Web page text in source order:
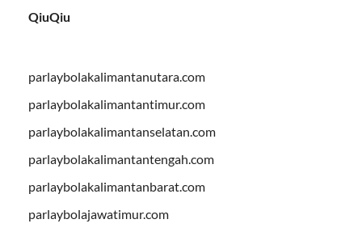
QiuQiu
parlaybolakalimantanutara.com
parlaybolakalimantantimur.com
parlaybolakalimantanselatan.com
parlaybolakalimantantengah.com
parlaybolakalimantanbarat.com
parlaybolajawatimur.com